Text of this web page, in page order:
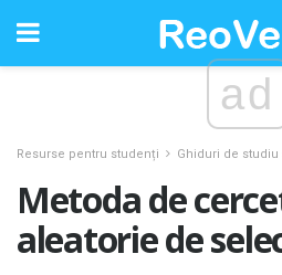
ad
Resurse pentru studenți Ghiduri de studiu
Metoda de
aleatorie de